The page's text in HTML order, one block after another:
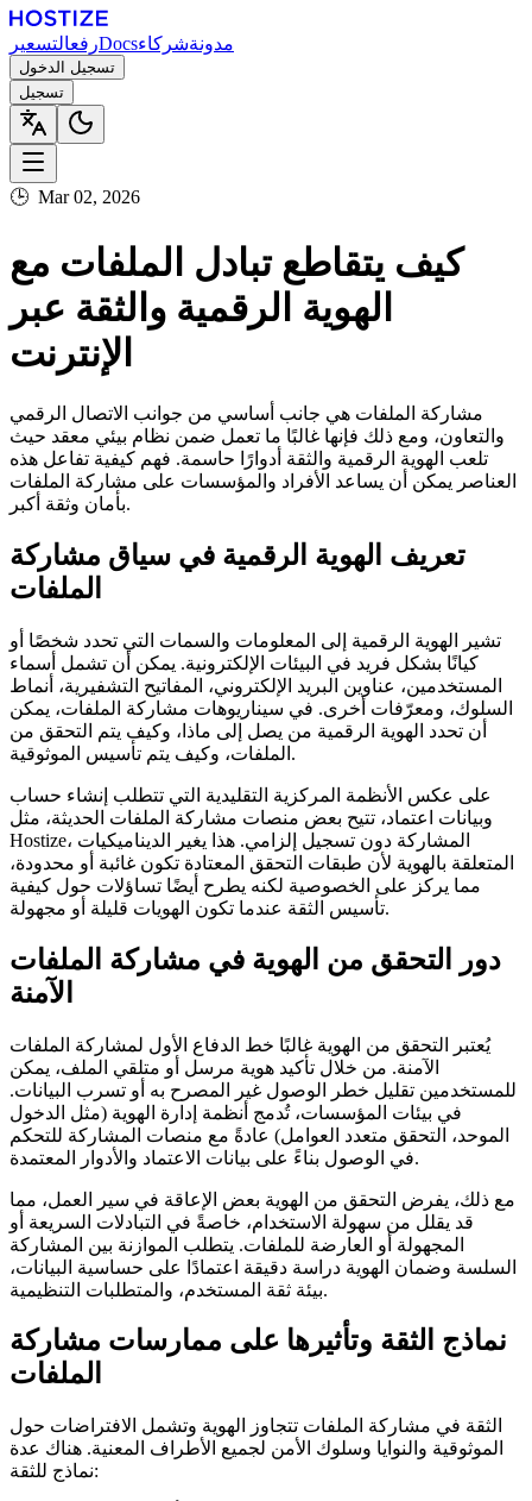
رفعالتسعير Docs مدونةشركاء
تسجيل الدخول
تسجيل
🕒 Mar 02, 2026
كيف يتقاطع تبادل الملفات مع
الهوية الرقمية والثقة عبر
الإنترنت
مشاركة الملفات هي جانب أساسي من جوانب الاتصال الرقمي
والتعاون، ومع ذلك فإنها غالبًا ما تعمل ضمن نظام بيئي معقد حيث
تلعب الهوية الرقمية والثقة أدوارًا حاسمة. فهم كيفية تفاعل هذه
العناصر يمكن أن يساعد الأفراد والمؤسسات على مشاركة الملفات
بأمان وثقة أكبر.
تعريف الهوية الرقمية في سياق مشاركة
الملفات
تشير الهوية الرقمية إلى المعلومات والسمات التي تحدد شخصًا أو
كيانًا بشكل فريد في البيئات الإلكترونية. يمكن أن تشمل أسماء
المستخدمين، عناوين البريد الإلكتروني، المفاتيح التشفيرية، أنماط
السلوك، ومعرّفات أخرى. في سيناريوهات مشاركة الملفات، يمكن
أن تحدد الهوية الرقمية من يصل إلى ماذا، وكيف يتم التحقق من
الملفات، وكيف يتم تأسيس الموثوقية.
على عكس الأنظمة المركزية التقليدية التي تتطلب إنشاء حساب
وبيانات اعتماد، تتيح بعض منصات مشاركة الملفات الحديثة، مثل
Hostize، المشاركة دون تسجيل إلزامي. هذا يغير الديناميكيات
المتعلقة بالهوية لأن طبقات التحقق المعتادة تكون غائبة أو محدودة،
مما يركز على الخصوصية لكنه يطرح أيضًا تساؤلات حول كيفية
تأسيس الثقة عندما تكون الهويات قليلة أو مجهولة.
دور التحقق من الهوية في مشاركة الملفات
الآمنة
يُعتبر التحقق من الهوية غالبًا خط الدفاع الأول لمشاركة الملفات
الآمنة. من خلال تأكيد هوية مرسل أو متلقي الملف، يمكن
للمستخدمين تقليل خطر الوصول غير المصرح به أو تسرب البيانات.
في بيئات المؤسسات، تُدمج أنظمة إدارة الهوية (مثل الدخول
الموحد، التحقق متعدد العوامل) عادةً مع منصات المشاركة للتحكم
في الوصول بناءً على بيانات الاعتماد والأدوار المعتمدة.
مع ذلك، يفرض التحقق من الهوية بعض الإعاقة في سير العمل، مما
قد يقلل من سهولة الاستخدام، خاصةً في التبادلات السريعة أو
المجهولة أو العارضة للملفات. يتطلب الموازنة بين المشاركة
السلسة وضمان الهوية دراسة دقيقة اعتمادًا على حساسية البيانات،
بيئة ثقة المستخدم، والمتطلبات التنظيمية.
نماذج الثقة وتأثيرها على ممارسات مشاركة
الملفات
الثقة في مشاركة الملفات تتجاوز الهوية وتشمل الافتراضات حول
الموثوقية والنوايا وسلوك الأمن لجميع الأطراف المعنية. هناك عدة
نماذج للثقة: